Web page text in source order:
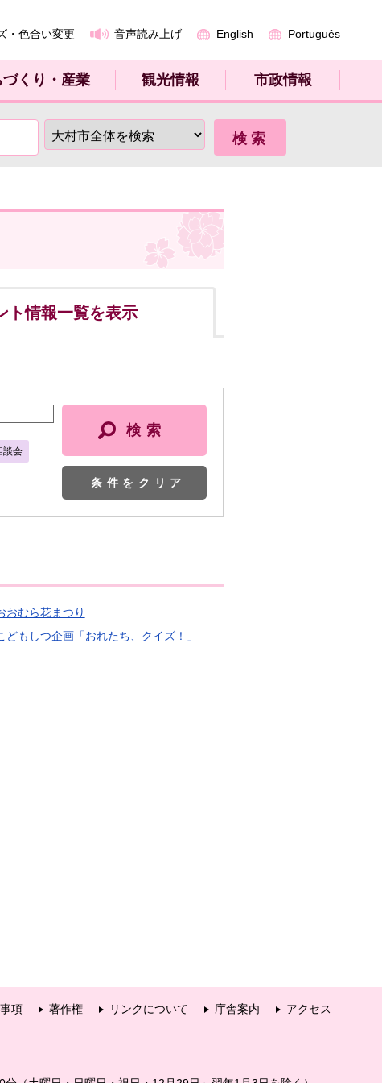
・色合い変更 音声読み上げ English Português
づくり・産業 観光情報 市政情報
ト情報一覧を表示
談会
条件をクリア
おむら花まつり
もしつ企画「おれたち、クイズ！」
項 著作権 リンクについて 庁舎案内
アクセス